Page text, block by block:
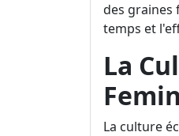
des graines
temps et
La
La culture